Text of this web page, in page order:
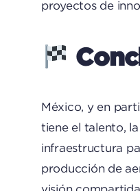
proyectos de
México, y en
tiene el talento,
infraestructura
producción de